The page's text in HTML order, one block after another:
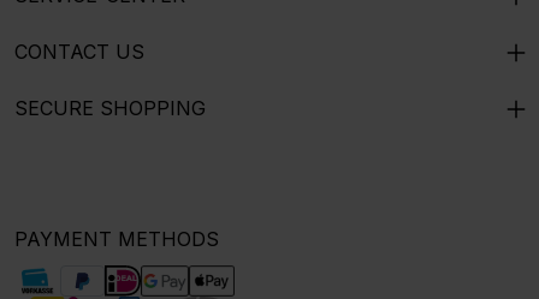
CONTACT US
SECURE SHOPPING
PAYMENT METHODS